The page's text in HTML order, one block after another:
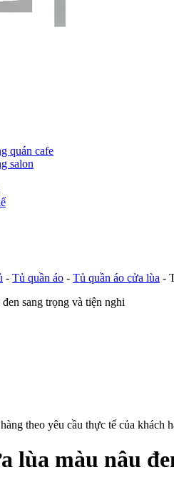
quán cafe
salon
- Tủ quần áo - Tủ quần áo cửa lùa -
theo yêu cầu thực tế của khách
lùa màu nâu